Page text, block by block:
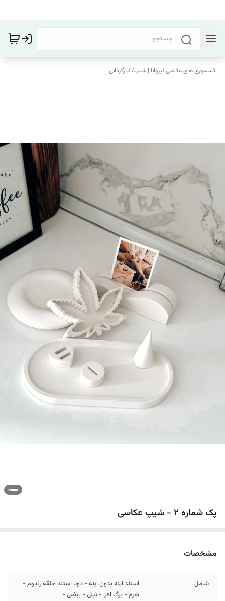
اکسسوری های عکاسی نیروانا | شیپ/انبارگردانی
پک شماره 2 - شیپ عکاسی
مشخصات
شامل
استند اینه بدون اینه - دوتا استند حلقه رندوم -
هرم - برگ افرا - تپلی - بیضی -